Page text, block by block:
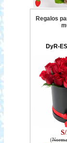
Regalos
DyR-
(